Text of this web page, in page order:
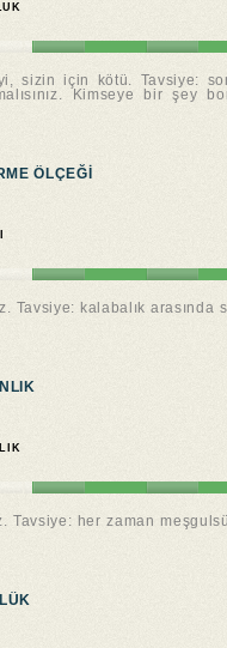
için kötü. Tavsiye:
Kimseye bir şey
ÖLÇEĞI
kalabalık
her zaman